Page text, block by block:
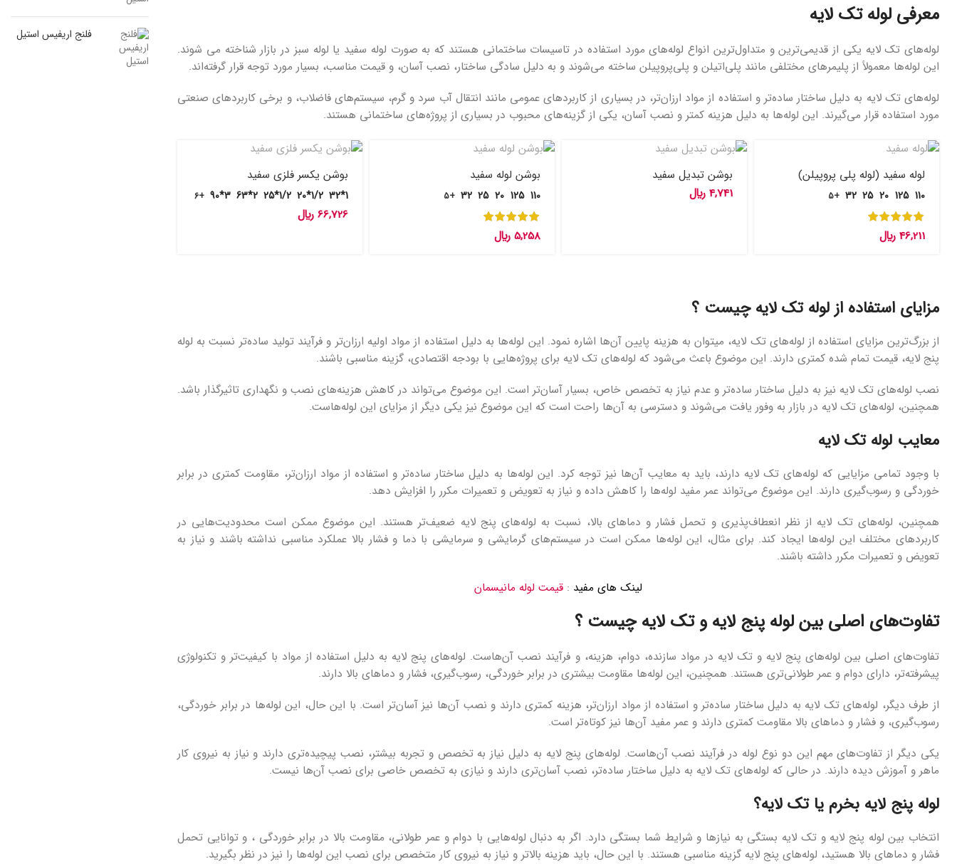
معرفی لوله تک لایه
لوله‌های تک لایه یکی از قدیمی‌ترین و متداول‌ترین انواع لوله‌های مورد استفاده در تاسیسات ساختمانی هستند که به صورت لوله سفید یا لوله سبز در بازار شناخته می شوند.
این لوله‌ها معمولاً از پلیمرهای مختلفی مانند پلی‌اتیلن و پلی‌پروپیلن ساخته می‌شوند و به دلیل سادگی ساختار، نصب آسان، و قیمت مناسب، بسیار مورد توجه قرار گرفته‌اند.
لوله‌های تک لایه به دلیل ساختار ساده‌تر و استفاده از مواد ارزان‌تر، در بسیاری از کاربردهای عمومی مانند انتقال آب سرد و گرم، سیستم‌های فاضلاب، و برخی کاربردهای صنعتی
مورد استفاده قرار می‌گیرند. این لوله‌ها به دلیل هزینه کمتر و نصب آسان، یکی از گزینه‌های محبوب در بسیاری از پروژه‌های ساختمانی هستند.
لوله سفید (لوله پلی پروپیلن)
110
125
20
25
32
+5
46,211 ﷼
بوشن تبدیل سفید
4,741 ﷼
بوشن لوله سفید
110
125
20
25
32
+5
5,258 ﷼
بوشن یكسر فلزى سفید
1*32
1/2*20
1/2*25
2*63
3*90
+6
66,726 ﷼
مزایای استفاده از لوله تک لایه چیست ؟
از بزرگ‌ترین مزایای استفاده از لوله‌های تک لایه، میتوان به هزینه پایین آن‌ها اشاره نمود. این لوله‌ها به دلیل استفاده از مواد اولیه ارزان‌تر و فرآیند تولید ساده‌تر نسبت به لوله
پنج لایه، قیمت تمام شده کمتری دارند. این موضوع باعث می‌شود که لوله‌های تک لایه برای پروژه‌هایی با بودجه اقتصادی، گزینه مناسبی باشند.
نصب لوله‌های تک لایه نیز به دلیل ساختار ساده‌تر و عدم نیاز به تخصص خاص، بسیار آسان‌تر است. این موضوع می‌تواند در کاهش هزینه‌های نصب و نگهداری تاثیرگذار باشد.
همچنین، لوله‌های تک لایه در بازار به وفور یافت می‌شوند و دسترسی به آن‌ها راحت است که این موضوع نیز یکی دیگر از مزایای این لوله‌هاست.
معایب لوله تک لایه
با وجود تمامی مزایایی که لوله‌های تک لایه دارند، باید به معایب آن‌ها نیز توجه کرد. این لوله‌ها به دلیل ساختار ساده‌تر و استفاده از مواد ارزان‌تر، مقاومت کمتری در برابر
خوردگی و رسوب‌گیری دارند. این موضوع می‌تواند عمر مفید لوله‌ها را کاهش داده و نیاز به تعویض و تعمیرات مکرر را افزایش دهد.
همچنین، لوله‌های تک لایه از نظر انعطاف‌پذیری و تحمل فشار و دماهای بالا، نسبت به لوله‌های پنج لایه ضعیف‌تر هستند. این موضوع ممکن است محدودیت‌هایی در
کاربردهای مختلف این لوله‌ها ایجاد کند. برای مثال، این لوله‌ها ممکن است در سیستم‌های گرمایشی و سرمایشی با دما و فشار بالا عملکرد مناسبی نداشته باشند و نیاز به
تعویض و تعمیرات مکرر داشته باشند.
لینک های مفید : قیمت لوله مانیسمان
تفاوت‌های اصلی بین لوله پنج لایه و تک لایه چیست ؟
تفاوت‌های اصلی بین لوله‌های پنج لایه و تک لایه در مواد سازنده، دوام، هزینه، و فرآیند نصب آن‌هاست. لوله‌های پنج لایه به دلیل استفاده از مواد با کیفیت‌تر و تکنولوژی
پیشرفته‌تر، دارای دوام و عمر طولانی‌تری هستند. همچنین، این لوله‌ها مقاومت بیشتری در برابر خوردگی، رسوب‌گیری، فشار و دماهای بالا دارند.
از طرف دیگر، لوله‌های تک لایه به دلیل ساختار ساده‌تر و استفاده از مواد ارزان‌تر، هزینه کمتری دارند و نصب آن‌ها نیز آسان‌تر است. با این حال، این لوله‌ها در برابر خوردگی،
رسوب‌گیری، و فشار و دماهای بالا مقاومت کمتری دارند و عمر مفید آن‌ها نیز کوتاه‌تر است.
یکی دیگر از تفاوت‌های مهم این دو نوع لوله در فرآیند نصب آن‌هاست. لوله‌های پنج لایه به دلیل نیاز به تخصص و تجربه بیشتر، نصب پیچیده‌تری دارند و نیاز به نیروی کار
ماهر و آموزش دیده دارند. در حالی که لوله‌های تک لایه به دلیل ساختار ساده‌تر، نصب آسان‌تری دارند و نیازی به تخصص خاصی برای نصب آن‌ها نیست.
لوله پنج لایه بخرم یا تک لایه؟
انتخاب بین لوله پنج لایه و تک لایه بستگی به نیازها و شرایط شما بستگی دارد. اگر به دنبال لوله‌هایی با دوام و عمر طولانی، مقاومت بالا در برابر خوردگی ، و توانایی تحمل
فشار و دماهای بالا هستید، لوله‌های پنج لایه گزینه مناسبی هستند. با این حال، باید هزینه بالاتر و نیاز به نیروی کار متخصص برای نصب این لوله‌ها را نیز در نظر بگیرید.
فلنج اریفیس استیل